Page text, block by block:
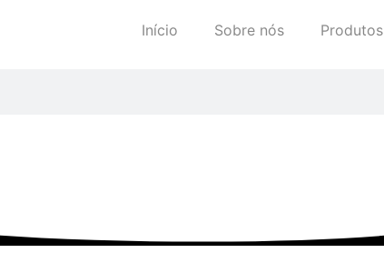
Início Sobre nós Produtos